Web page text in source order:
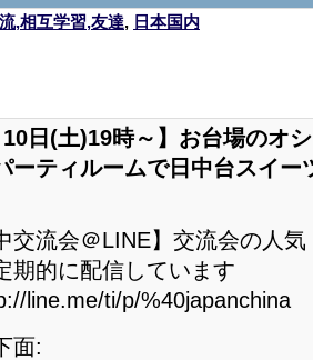
,相互学習,友達, 日本国内
10日(土)19時～】お台場のオ
ーティルームで日中台スイー
交流会＠LINE】交流会の人
期的に配信しています
line.me/ti/p/%40japanchina
面: